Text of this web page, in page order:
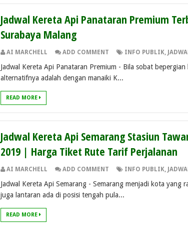
Jadwal Kereta Api Panataran Premium
Surabaya Malang
AI MARCHELL ADD COMMENT INFO PUBLIK
Jadwal Kereta Api Panataran Premium - Bila sobat
alternatifnya adalah dengan manaiki K...
READ MORE
Jadwal Kereta Api Semarang Stasiun
2019 | Harga Tiket Rute Tarif Perjalanan
AI MARCHELL ADD COMMENT INFO PUBLIK,
Jadwal Kereta Api Semarang - Semarang menjadi kota yang
juga lantaran ada di posisi tengah pula...
READ MORE